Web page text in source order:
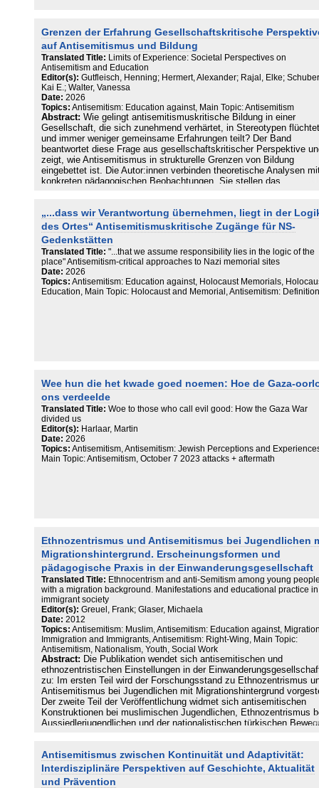
oder dem Besuch einer Synagoge. Dieser Band ist ein evidenter
zu einer friedenspädagogisch motivierten Reform für den
Religionsunterricht in der Grundschule: Stärker als bisher gesehen
umgesetzt, steht der Unterricht vor der gesamtgesellschaftlich
bedeutsamen Herausforderung antisemitische Präventionsarbeit zu
leisten!
Grenzen der Erfahrung Gesellschaftskritische
auf Antisemitismus und Bildung
Translated Title: Limits of Experience: Societal Perspectives on
Antisemitism and Education
Editor(s): Gutfleisch, Henning; Hermert, Alexander; Rajal, Elke;
Kai E.; Walter, Vanessa
Date: 2026
Topics: Antisemitism: Education against, Main Topic: Antisemitism
Abstract: Wie gelingt antisemitismuskritische Bildung in einer
Gesellschaft, die sich zunehmend verhärtet, in Stereotypen flüchtet
und immer weniger gemeinsame Erfahrungen teilt? Der Band
beantwortet diese Frage aus gesellschaftskritischer Perspektive
zeigt, wie Antisemitismus in strukturelle Grenzen von Bildung
eingebettet ist. Die Autor:innen verbinden theoretische Analysen
konkreten pädagogischen Beobachtungen. Sie stellen das
Bildungsarbeit produktiv zu verbinden
„...dass wir Verantwortung übernehmen, liegt in der
des Ortes“ Antisemitismuskritische Zugänge für NS-
Gedenkstätten
Translated Title: "...that we assume responsibility lies in the logic of the
place" Antisemitism-critical approaches to Nazi memorial sites
Date: 2026
Topics: Antisemitism: Education against, Holocaust Memorials,
Education, Main Topic: Holocaust and Memorial, Antisemitism:
Wee hun die het kwade goed noemen: Hoe de Gaza-
ons verdeelde
Translated Title: Woe to those who call evil good: How the Gaza War
divided us
Editor(s): Harlaar, Martin
Date: 2026
Topics: Antisemitism, Antisemitism: Jewish Perceptions and
Main Topic: Antisemitism, October 7 2023 attacks + aftermath
Ethnozentrismus und Antisemitismus bei Jugendlichen
Migrationshintergrund. Erscheinungsformen und
pädagogische Praxis in der Einwanderungsgesellschaft
Translated Title: Ethnocentrism and anti-Semitism among young
with a migration background. Manifestations and educational practice in
immigrant society
Editor(s): Greuel, Frank; Glaser, Michaela
Date: 2012
Topics: Antisemitism: Muslim, Antisemitism: Education against,
Immigration and Immigrants, Antisemitism: Right-Wing, Main Topic:
Antisemitism, Nationalism, Youth, Social Work
Abstract: Die Publikation wendet sich antisemitischen und
ethnozentristischen Einstellungen in der
zu: Im ersten Teil wird der Forschungsstand zu Ethnozentrismus
Antisemitismus bei Jugendlichen mit Migrationshintergrund
Der zweite Teil der Veröffentlichung widmet sich antisemitischen
Konstruktionen bei muslimischen Jugendlichen, Ethnozentrismus
Aussiedlerjugendlichen und der nationalistischen türkischen
konkreter Projektbeispiele.
Antisemitismus zwischen Kontinuität und Adaptivität:
Interdisziplinäre Perspektiven auf Geschichte, Aktualität
und Prävention